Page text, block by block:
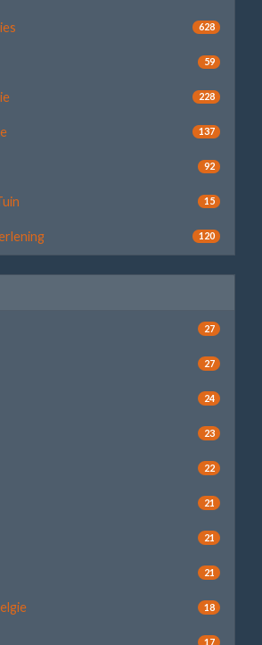
628
59
228
137
92
15
120
27
27
24
23
22
21
21
21
18
17